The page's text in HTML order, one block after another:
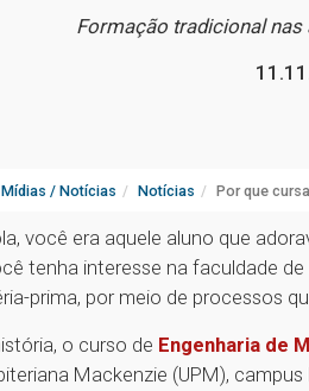
Formação tradicional
Mídias / Notícias Notícias Por que
você era aquele aluno que
tenha interesse na faculdade
prima, por meio de processos
o curso de Engenharia de
Mackenzie (UPM),